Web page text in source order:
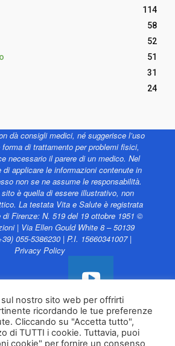
114
58
52
51
31
24
dà consigli medici, né suggerisce l’uso
di trattamento per problemi fisici,
necessario il parere di un medico. Nel
applicare le informazioni contenute in
non se ne assume le responsabilità.
sito è quella di essere illustrativo, non
La testata Vita e Salute è registrata
di Firenze: N. 519 del 19 ottobre 1951 ©
| Via Ellen Gould White 8 – 50139
055-5386230 | P.I. 15660341007 |
Privacy Policy
e Salute web è
sostenuto da
nostro sito web per offrirti
ricordando le tue preferenze
Cliccando su "Accetta tutto",
di TUTTI i cookie. Tuttavia, puoi
cookie" per fornire un consenso